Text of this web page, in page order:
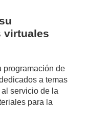
virtuales
programación de
a temas
servicio de la
para la
author/redaccion/